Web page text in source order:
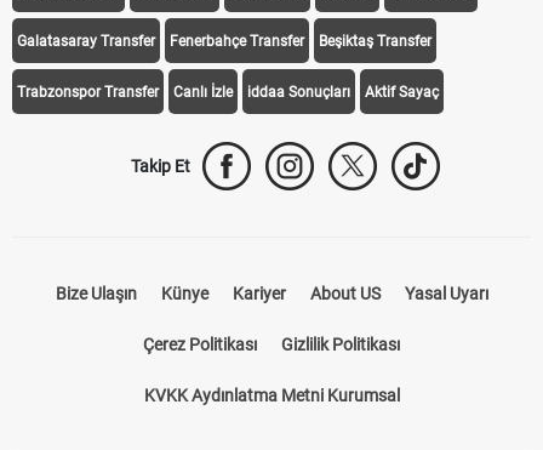
Galatasaray Transfer Fenerbahçe Transfer Beşiktaş Transfer
Trabzonspor Transfer Canlı İzle iddaa Sonuçları Aktif Sayaç
Takip Et
Bize Ulaşın Künye Kariyer About US Yasal Uyarı
Çerez Politikası Gizlilik Politikası
KVKK Aydınlatma Metni Kurumsal